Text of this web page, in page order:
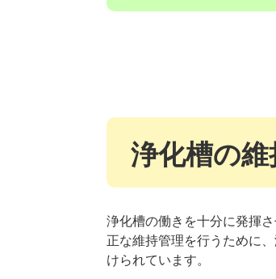
浄化槽の
浄化槽の働きを十分に発揮
正な維持管理を行うために
けられています。